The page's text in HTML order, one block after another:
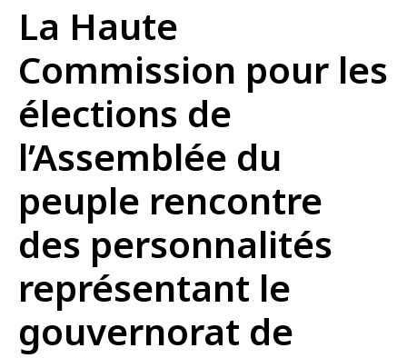
La Haute
Commission pour les
élections de
l’Assemblée du
peuple rencontre
des personnalités
représentant le
gouvernorat de